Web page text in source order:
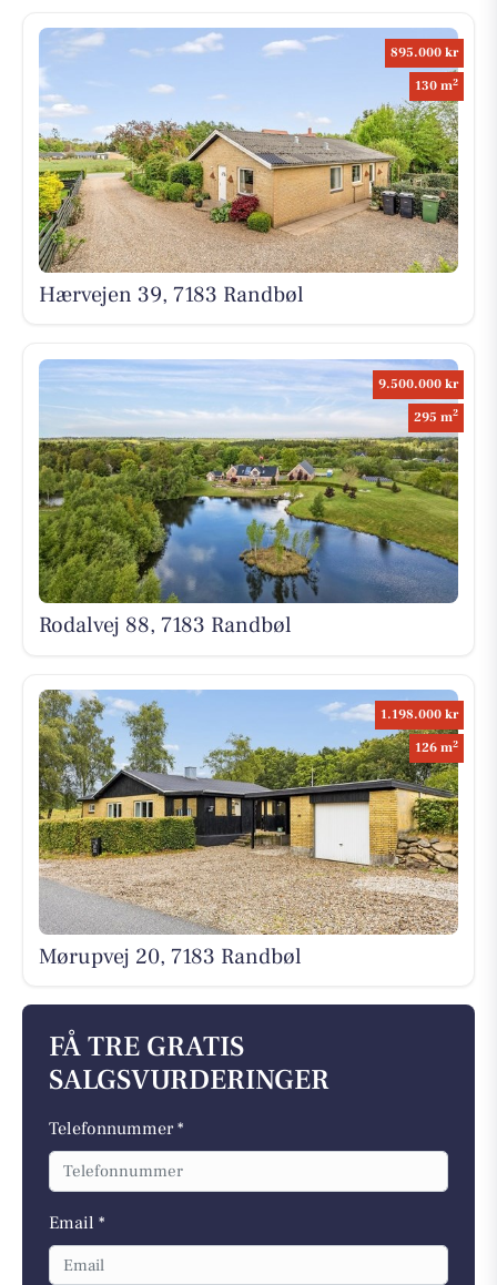
895.000 kr
130 m2
Hærvejen 39, 7183 Randbøl
9.500.000 kr
295 m2
Rodalvej 88, 7183 Randbøl
1.198.000 kr
126 m2
Mørupvej 20, 7183 Randbøl
FÅ TRE GRATIS
SALGSVURDERINGER
Telefonnummer *
Email *